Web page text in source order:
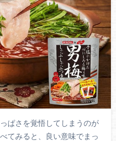
ぱさを覚悟してしまうのが
てみると、良い意味でまっ